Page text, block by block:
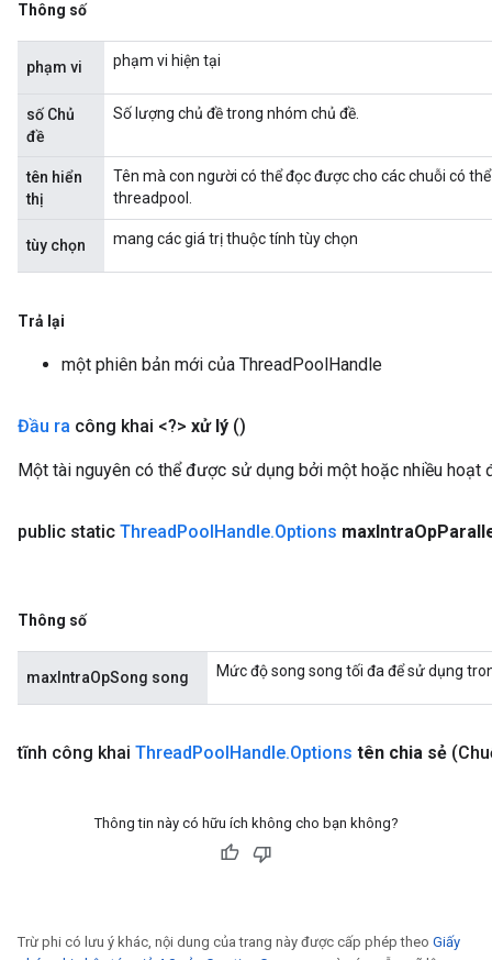
Thông số
phạm vi phạm vi hiện tại
số Chủ
đề
Số lượng chủ đề trong nhóm chủ đề.
tên hiển
thị
Tên mà con người có thể đọc được cho các chuỗi có
threadpool.
tùy chọn mang các giá trị thuộc tính tùy chọn
Trả lại
một phiên bản mới của ThreadPoolHandle
Đầu ra công khai <?> xử lý ()
Một tài nguyên có thể được sử dụng bởi một hoặc nhiều hoạt
public static ThreadPoolHandle.Options maxIntraOp
Thông số
maxIntraOpSong song Mức độ song song tối đa để sử dụng
tĩnh công khai ThreadPoolHandle.Options tên chia sẻ
Thông tin này có hữu ích không cho bạn không?
Trừ phi có lưu ý khác, nội dung của trang này được cấp phép theo Giấy